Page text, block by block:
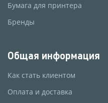
Бумага для принтера
Бренды
Общая информация
Как стать клиентом
Оплата и доставка